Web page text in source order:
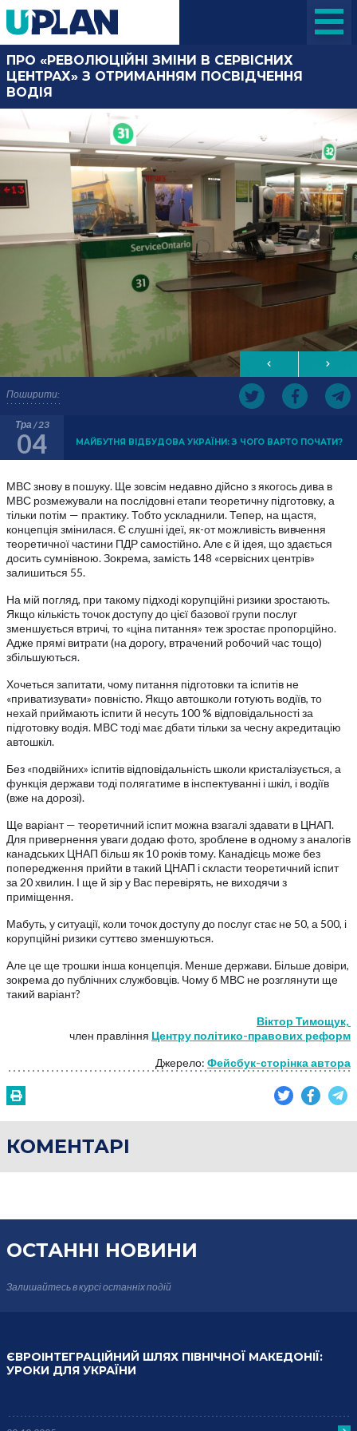
Поширити:
ПРО «РЕВОЛЮЦІЙНІ ЗМІНИ В СЕРВІСНИХ
ЦЕНТРАХ» З ОТРИМАННЯМ ПОСВІДЧЕННЯ
ВОДІЯ
Тра / 23
04 МАЙБУТНЯ ВІДБУДОВА УКРАЇНИ: З ЧОГО ВАРТО ПОЧАТИ?
МВС знову в пошуку. Ще зовсім недавно дійсно з якогось дива в
МВС розмежували на послідовні етапи теоретичну підготовку, а
тільки потім — практику. Тобто ускладнили. Тепер, на щастя,
концепція змінилася. Є слушні ідеї, як-от можливість вивчення
теоретичної частини ПДР самостійно. Але є й ідея, що здається
досить сумнівною. Зокрема, замість 148 «сервісних центрів»
залишиться 55.
На мій погляд, при такому підході корупційні ризики зростають.
Якщо кількість точок доступу до цієї базової групи послуг
зменшується втричі, то «ціна питання» теж зростає пропорційно.
Адже прямі витрати (на дорогу, втрачений робочий час тощо)
збільшуються.
Хочеться запитати, чому питання підготовки та іспитів не
«приватизувати» повністю. Якщо автошколи готують водіїв, то
нехай приймають іспити й несуть 100 % відповідальності за
підготовку водія. МВС тоді має дбати тільки за чесну акредитацію
автошкіл.
Без «подвійних» іспитів відповідальність школи кристалізується, а
функція держави тоді полягатиме в інспектуванні і шкіл, і водіїв
(вже на дорозі).
Ще варіант — теоретичний іспит можна взагалі здавати в ЦНАП.
Для привернення уваги додаю фото, зроблене в одному з аналогів
канадських ЦНАП більш як 10 років тому. Канадієць може без
попередження прийти в такий ЦНАП і скласти теоретичний іспит
за 20 хвилин. І ще й зір у Вас перевірять, не виходячи з
приміщення.
Мабуть, у ситуації, коли точок доступу до послуг стає не 50, а 500, і
корупційні ризики суттєво зменшуються.
Але це ще трошки інша концепція. Менше держави. Більше довіри,
зокрема до публічних службовців. Чому б МВС не розглянути ще
такий варіант?
Віктор Тимощук,
член правління Центру політико-правових реформ
Джерело: Фейсбук-сторінка автора
КОМЕНТАРІ
ОСТАННІ НОВИНИ
Залишайтесь в курсіостанніх подій
ЄВРОІНТЕГРАЦІЙНИЙ ШЛЯХ ПІВНІЧНОЇ МАКЕДОНІЇ:
УРОКИ ДЛЯ УКРАЇНИ